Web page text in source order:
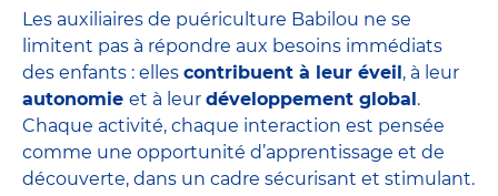
Les auxiliaires de puériculture Babilou ne se
limitent pas à répondre aux besoins immédiats
des enfants : elles contribuent à leur éveil , à leur
autonomie et à leur développement global .
Chaque activité, chaque interaction est pensée
comme une opportunité d’apprentissage et de
découverte, dans un cadre sécurisant et stimulant.